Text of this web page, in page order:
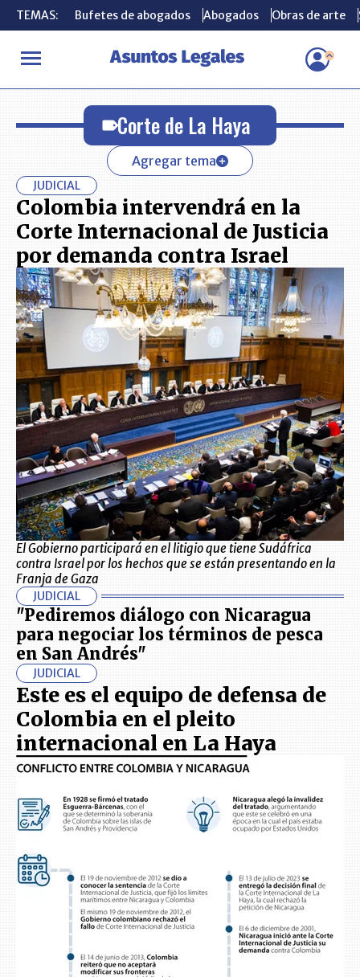
TEMAS: Bufetes de abogados Abogados Obras de arte
INICIO Corte de La Haya
TEMAS: Bufetes de abogados Abogados Obras de arte
Corte de La Haya
Agregar tema
JUDICIAL
Colombia intervendrá en la
Corte Internacional de Justicia
por demanda contra Israel
El Gobierno participará en el litigio que tiene Sudáfrica
contra Israel por los hechos que se están presentando en la
Franja de Gaza
JUDICIAL
"Pediremos diálogo con Nicaragua
para negociar los términos de pesca
en San Andrés"
JUDICIAL
Este es el equipo de defensa de
Colombia en el pleito
internacional en La Haya